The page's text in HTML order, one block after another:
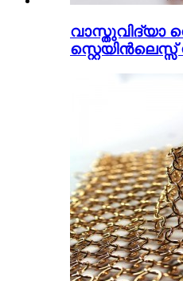
വാസ്തുവിദ്യാ
സ്റ്റെയിൻലെസ്സ്